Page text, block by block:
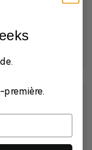
première.